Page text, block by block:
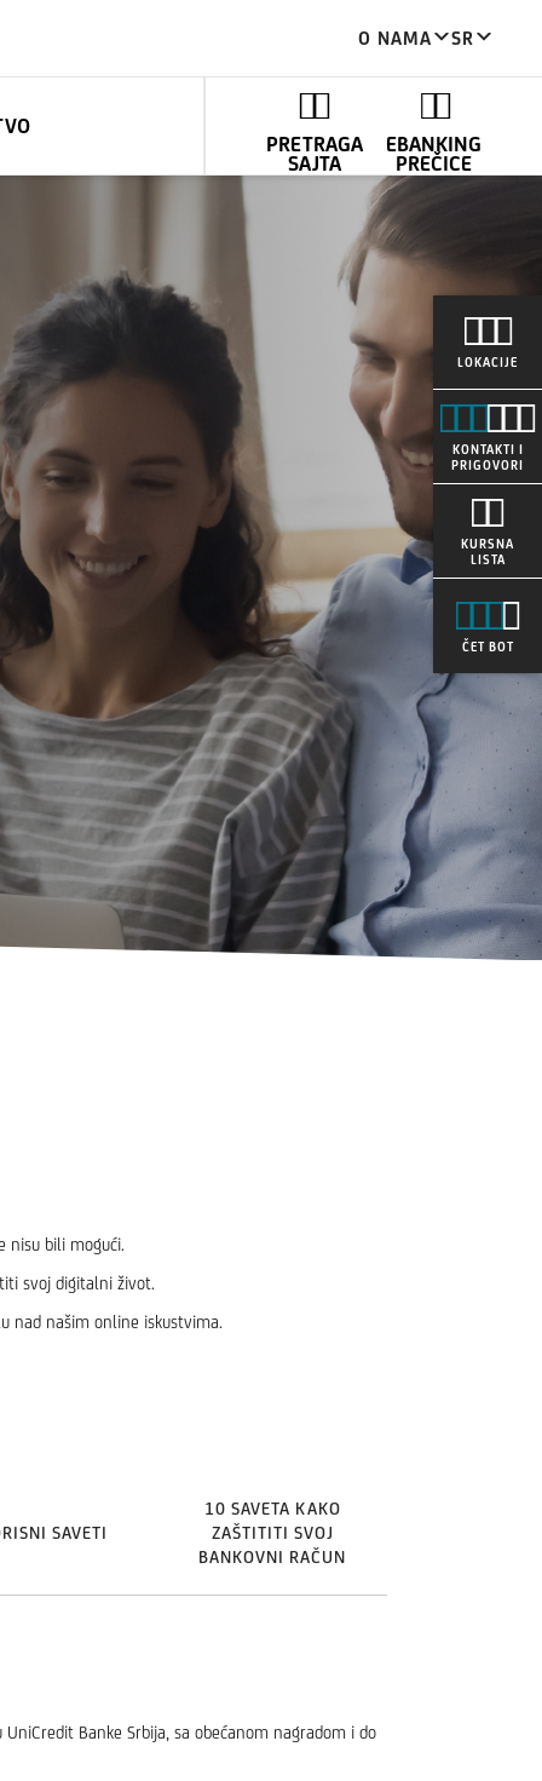
O NAMA SR
PRETRAGA
SAJTA
EBANKING
PREČICE
LOKACIJE
KONTAKTI I
PRIGOVORI
KURSNA
LISTA
ČET BOT
nisu bili mogući.
svoj digitalni život.
nad našim online iskustvima.
SAVETI
10 SAVETA KAKO
ZAŠTITITI SVOJ
BANKOVNI RAČUN
Banke Srbija, sa obećanom nagradom i do